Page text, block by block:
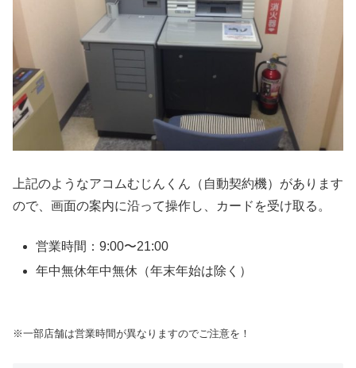
上記のようなアコムむじんくん（自動契約機）があります
ので、画面の案内に沿って操作し、カードを受け取る。
営業時間：9:00〜21:00
年中無休年中無休（年末年始は除く）
※一部店舗は営業時間が異なりますのでご注意を！